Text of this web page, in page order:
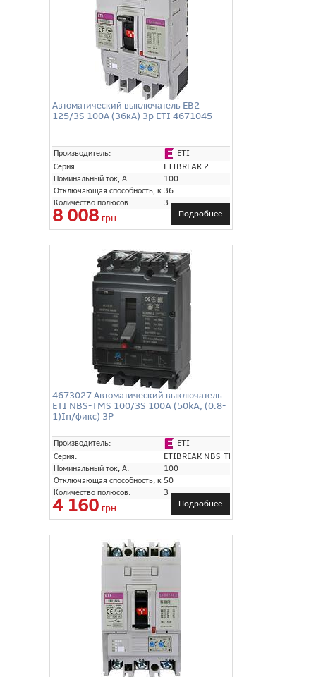
Автоматический выключатель EB2
125/3S 100А (36кА) 3p ETI 4671045
Производитель:
ETI
Серия:
ETIBREAK 2
Номинальный ток, А:
100
Отключающая способность, кА:36
Количество полюсов:
3
8 008 грн Подробнее
4673027 Автоматический выключатель
ETI NBS-TMS 100/3S 100A (50kA, (0.8-
1)In/фикс) 3P
Производитель:
ETI
Серия:
ETIBREAK NBS-TMS
Номинальный ток, А:
100
Отключающая способность, кА:50
Количество полюсов:
3
4 160 грн Подробнее